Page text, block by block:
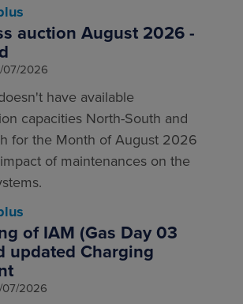
auction August 2026 -
07/2026
have available
capacities North-South and
for the Month of August 2026
of maintenances on the
of IAM (Gas Day 03
updated Charging
07/2026